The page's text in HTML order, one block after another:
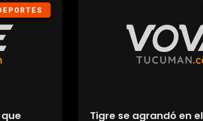
Tigre se agrandó en el